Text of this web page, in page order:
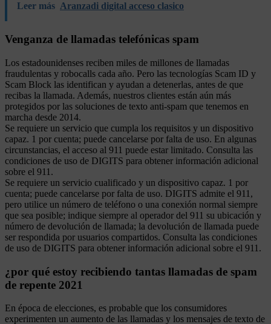
Leer más Aranzadi digital acceso clasico
Venganza de llamadas telefónicas spam
Los estadounidenses reciben miles de millones de llamadas
fraudulentas y robocalls cada año. Pero las tecnologías Scam ID y
Scam Block las identifican y ayudan a detenerlas, antes de que
recibas la llamada. Además, nuestros clientes están aún más
protegidos por las soluciones de texto anti-spam que tenemos en
marcha desde 2014.
Se requiere un servicio que cumpla los requisitos y un dispositivo
capaz. 1 por cuenta; puede cancelarse por falta de uso. En algunas
circunstancias, el acceso al 911 puede estar limitado. Consulta las
condiciones de uso de DIGITS para obtener información adicional
sobre el 911.
Se requiere un servicio cualificado y un dispositivo capaz. 1 por
cuenta; puede cancelarse por falta de uso. DIGITS admite el 911,
pero utilice un número de teléfono o una conexión normal siempre
que sea posible; indique siempre al operador del 911 su ubicación y
número de devolución de llamada; la devolución de llamada puede
ser respondida por usuarios compartidos. Consulta las condiciones
de uso de DIGITS para obtener información adicional sobre el 911.
¿por qué estoy recibiendo tantas llamadas de spam
de repente 2021
En época de elecciones, es probable que los consumidores
experimenten un aumento de las llamadas y los mensajes de texto de